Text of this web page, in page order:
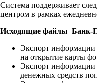
Система поддерживает
центром в рамках
Исходящие файлы Банк-
Экспорт информации
на открытие карты
Экспорт информации
денежных средств